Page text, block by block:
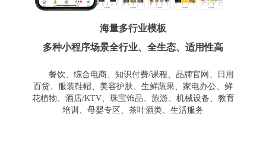
海量多行业模板
多种小程序场景全行业、全生态、适用性高
餐饮、综合电商、知识付费/课程、品牌官网、日用
百货、服装鞋帽、美容护肤、生鲜蔬果、家电办公、鲜
花植物、酒店/KTV、珠宝饰品、旅游、机械设备、教育
培训、母婴专区、茶叶酒类、生活服务